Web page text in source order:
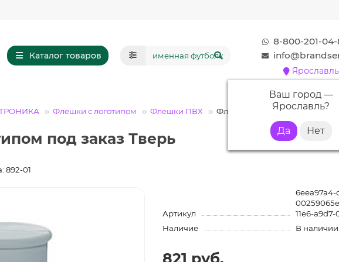
Каталог товаров
8-800-201-04-
Ярославль
Ваш город —
Ярославль?
Флешки с логотипом Флешки ПВХ Флешка PVC005 "Бочка"
под заказ Тверь
892-01
Артикул
6eea97a4-
11e6-a9d7-
Наличие
В наличии